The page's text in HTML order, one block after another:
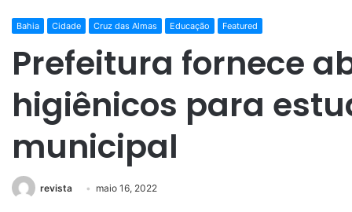
Bahia Cidade Cruz das Almas Educação Featured
Prefeitura fornece
higiênicos para
municipal
revista maio 16, 2022